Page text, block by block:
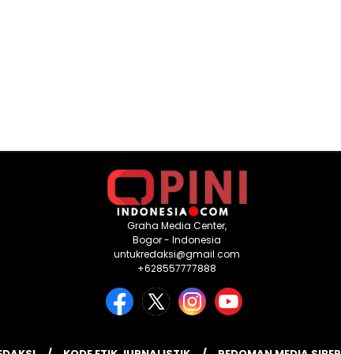
Graha Media Center,
Bogor - Indonesia
untukredaksi@gmail.com
+628557777888